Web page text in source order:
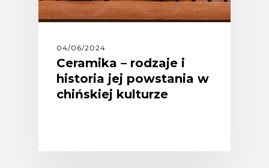
04/06/2024
Ceramika – rodzaje i
historia jej powstania w
chińskiej kulturze